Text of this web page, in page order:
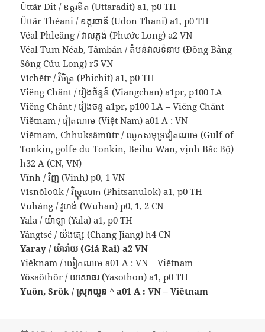
Ŭttâr Dit / ឧត្តរឌីត (Uttaradit) a1, p0 TH
Ŭttâr Théani / ឧត្តរធានី (Udon Thani) a1, p0 TH
Véal Phleăng / វាលភ្លង់ (Phước Long) a2 VN
Véal Tum Néab, Tâmbán / តំបន់វាលទំនាប (Đồng Bằng
Sông Cửu Long) r5 VN
Vĭchĕtr / វិចិត្រ (Phichit) a1, p0 TH
Viĕng Chănt / វៀងច័ន្ទន៍ (Viangchan) a1pr, p100 LA
Viĕng Chânt / វៀងចន្ទ a1pr, p100 LA – Viĕng Chănt
Viĕtnam / វៀតណាម (Việt Nam) a01 A : VN
Viĕtnam, Chhuksâmŭtr / ឈូកសមុទ្រវៀតណាម (Gulf of
Tonkin, golfe du Tonkin, Beibu Wan, vịnh Bắc Bộ)
h32 A (CN, VN)
Vĭnh / វិញ (Vinh) p0, 1 VN
Vĭsnŏloŭk / វិស្ណុលោក (Phitsanulok) a1, p0 TH
Vuháng / វូហង់ (Wuhan) p0, 1, 2 CN
Yala / យ៉ាឡា (Yala) a1, p0 TH
Yângtsé / យ៉ងត្សេ (Chang Jiang) h4 CN
Yaray / យ៉ារ៉ាយ (Giá Rai) a2 VN
Yiĕknam / យៀកណាម a01 A : VN – Viĕtnam
Yôsaôthôr / យសោធរ (Yasothon) a1, p0 TH
Yuŏn, Srŏk / ស្រុកយួន ^ a01 A : VN – Viĕtnam